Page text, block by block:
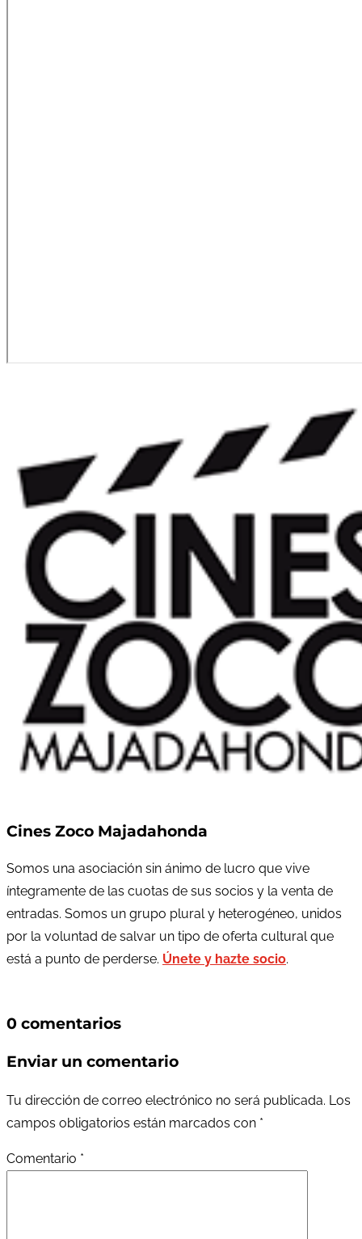
Cines Zoco Majadahonda
Somos una asociación sin ánimo de lucro que vive
íntegramente de las cuotas de sus socios y la venta de
entradas. Somos un grupo plural y heterogéneo, unidos
por la voluntad de salvar un tipo de oferta cultural que
está a punto de perderse. Únete y hazte socio.
0 comentarios
Enviar un comentario
Tu dirección de correo electrónico no será publicada. Los
campos obligatorios están marcados con *
Comentario *